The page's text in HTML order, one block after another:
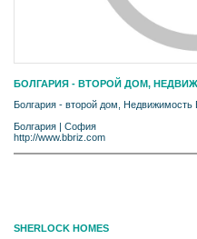
БОЛГАРИЯ - ВТОРОЙ ДОМ,
Болгария - второй дом, Недвижимость
Болгария
София
http://www.bbriz.com
SHERLOCK HOMES